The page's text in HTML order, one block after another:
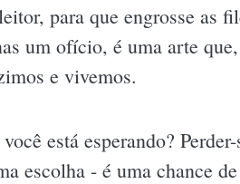
para que engrosse as
um ofício, é uma arte
e vivemos.
está esperando?
escolha - é uma chance